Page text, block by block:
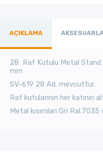
AÇIKLAMA
28 Raf Kutulu Metal Stand
mm
SV-619 28 Ad. mevcuttur.
Raf kutularının her katının
Metal kısımları Gri